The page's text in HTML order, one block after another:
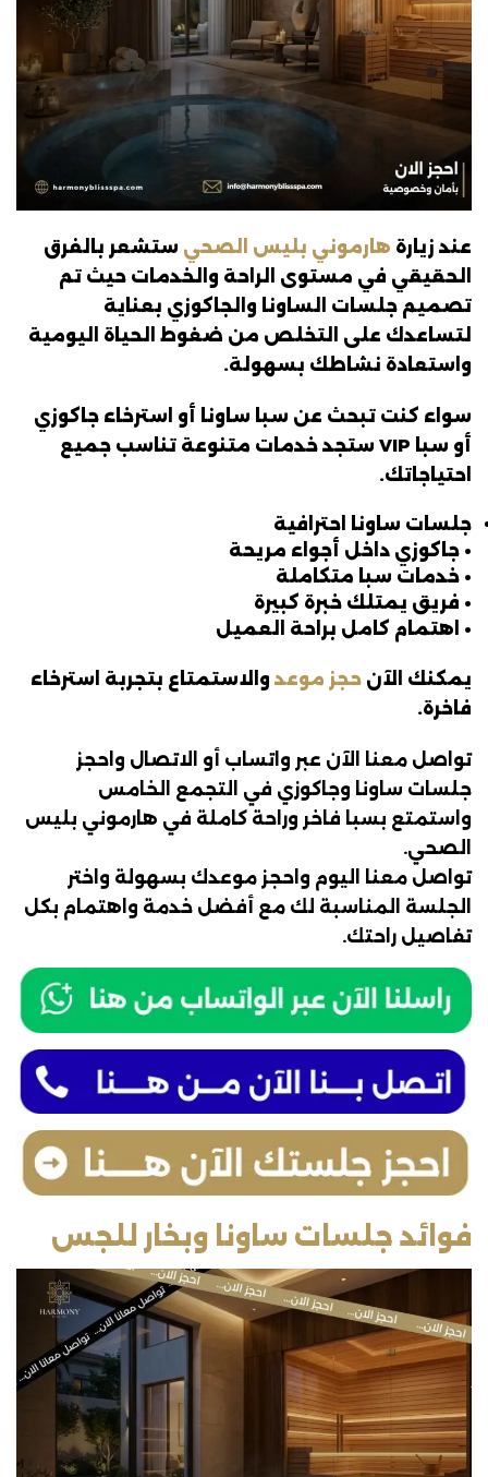
عند زيارة هارموني بليس الصحي ستشعر بالفرق
الحقيقي في مستوى الراحة والخدمات حيث تم
تصميم جلسات الساونا والجاكوزي بعناية
لتساعدك على التخلص من ضغوط الحياة اليومية
واستعادة نشاطك بسهولة.
سواء كنت تبحث عن سبا ساونا أو استرخاء جاكوزي
أو سبا VIP ستجد خدمات متنوعة تناسب جميع
احتياجاتك.
جلسات ساونا احترافية
• جاكوزي داخل أجواء مريحة
• خدمات سبا متكاملة
• فريق يمتلك خبرة كبيرة
• اهتمام كامل براحة العميل
يمكنك الآن حجز موعد والاستمتاع بتجربة استرخاء
فاخرة.
تواصل معنا الآن عبر واتساب أو الاتصال واحجز
جلسات ساونا وجاكوزي في التجمع الخامس
واستمتع بسبا فاخر وراحة كاملة في هارموني بليس
الصحي.
تواصل معنا اليوم واحجز موعدك بسهولة واختر
الجلسة المناسبة لك مع أفضل خدمة واهتمام بكل
تفاصيل راحتك.
فوائد جلسات ساونا وبخار للجس